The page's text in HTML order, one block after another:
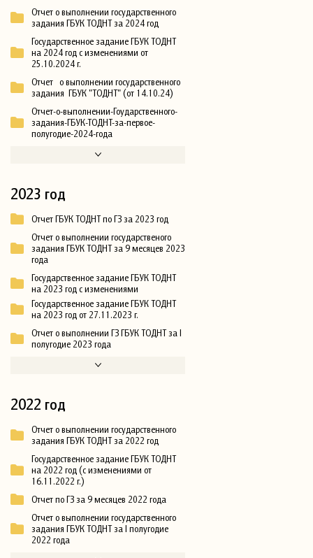
Отчет о выполнении государственного
задания ГБУК ТОДНТ за 2024 год
Государственное задание ГБУК ТОДНТ
на 2024 год с изменениями от
25.10.2024 г.
Отчет о выполнении государственного
задания ГБУК "ТОДНТ" (от 14.10.24)
Отчет-о-выполнении-Гоударственного-
задания-ГБУК-ТОДНТ-за-первое-
полугодие-2024-года
2023 год
Отчет ГБУК ТОДНТ по ГЗ за 2023 год
Отчет о выполнении государственого
задания ГБУК ТОДНТ за 9 месяцев 2023
года
Государственное задание ГБУК ТОДНТ
на 2023 год с изменениями
Государственное задание ГБУК ТОДНТ
на 2023 год от 27.11.2023 г.
Отчет о выполнении ГЗ ГБУК ТОДНТ за I
полугодие 2023 года
2022 год
Отчет о выполнении государственного
задания ГБУК ТОДНТ за 2022 год
Государственное задание ГБУК ТОДНТ
на 2022 год (с изменениями от
16.11.2022 г.)
Отчет по ГЗ за 9 месяцев 2022 года
Отчет о выполнении государственного
задания ГБУК ТОДНТ за I полугодие
2022 года